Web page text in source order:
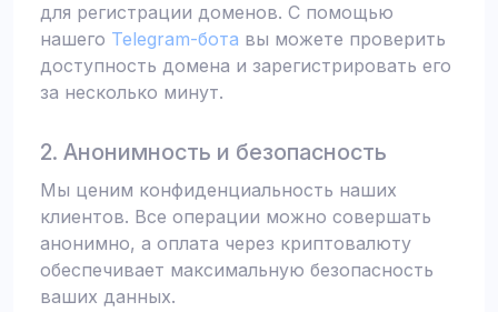
для регистрации доменов. С помощью
нашего Telegram-бота вы можете проверить
доступность домена и зарегистрировать его
за несколько минут.
2. Анонимность и безопасность
Мы ценим конфиденциальность наших
клиентов. Все операции можно совершать
анонимно, а оплата через криптовалюту
обеспечивает максимальную безопасность
ваших данных.